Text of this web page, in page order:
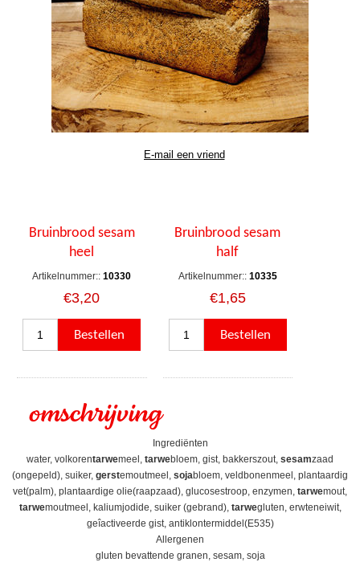
Bruinbrood sesam
heel
Artikelnummer:: 10330
€3,20
Bruinbrood sesam
half
Artikelnummer:: 10335
€1,65
omschrijving
Ingrediënten
water, volkorentarwemeel, tarwebloem, gist, bakkerszout, sesamzaad
(ongepeld), suiker, gerstemoutmeel, sojabloem, veldbonenmeel, plantaardig
vet(palm), plantaardige olie(raapzaad), glucosestroop, enzymen, tarwemout,
tarwemoutmeel, kaliumjodide, suiker (gebrand), tarwegluten, erwteneiwit,
geîactiveerde gist, antiklontermiddel(E535)
Allergenen
gluten bevattende granen, sesam, soja